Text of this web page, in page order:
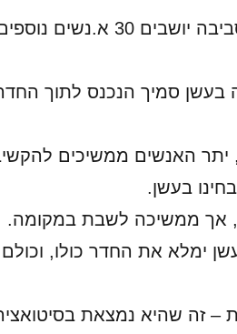
אישה יושבת בחדר, סביבה
סמיך הנכנס לתוך
האנשים ממשיכים
בעשן.
אך ממשיכה לשבת במקומה.
ימלא את החדר כולו, וכולם
– זה שהיא נמצאת